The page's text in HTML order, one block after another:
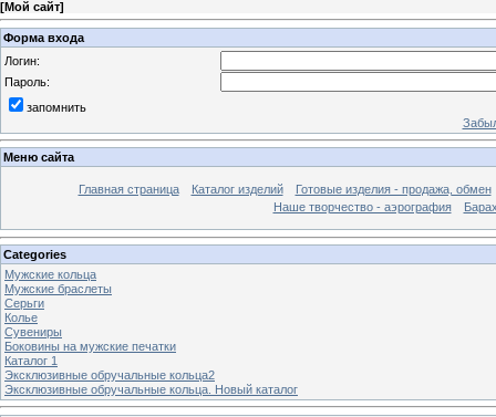
[Мой сайт]
Форма входа
Логин:
Пароль:
запомнить
Меню сайта
Главная страница Каталог изделий
Готовые изделия - продажа, обмен
Наше творчество - аэрография
Categories
Мужские кольца
Мужские браслеты
Серьги
Колье
Сувениры
Боковины на мужские печатки
Каталог 1
Эксклюзивные обручальные кольца2
Эксклюзивные обручальные кольца. Новый каталог